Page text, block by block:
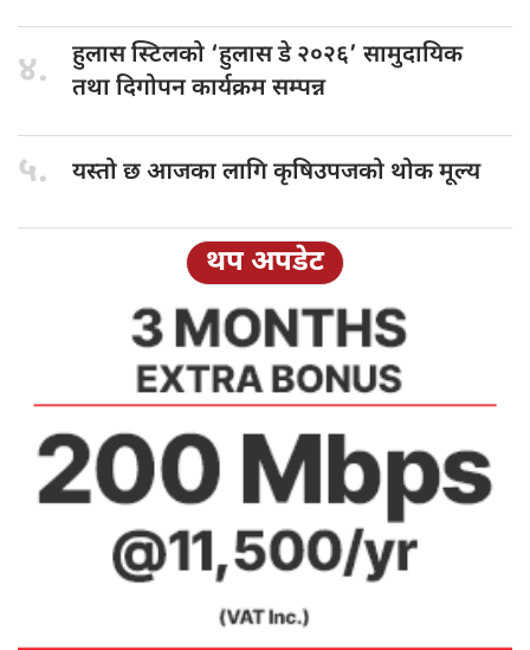
४. हुलास स्टिलको ‘हुलास डे २०२६’ सामुदायिक
तथा दिगोपन कार्यक्रम सम्पन्न
५. यस्तो छआजका लागि कृषिउपजको थोक मूल्य
थप अपडेट